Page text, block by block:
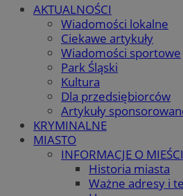
AKTUALNOŚCI
Wiadomości lokalne
Ciekawe artykuły
Wiadomości sportowe
Park Śląski
Kultura
Dla przedsiębiorców
Artykuły
KRYMINALNE
MIASTO
INFORMACJE O
Historia miasta
Ważne adresy i